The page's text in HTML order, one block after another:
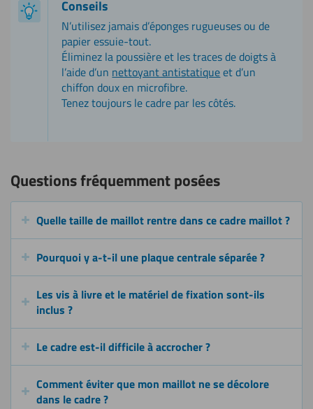
Conseils
N’utilisez jamais d’éponges rugueuses ou de
papier essuie-tout.
Éliminez la poussière et les traces de doigts à
l’aide d’un nettoyant antistatiqueet d’un
chiffon doux en microfibre.
Tenez toujours le cadre par les côtés.
Questions fréquemment posées
Quelle taille de maillot rentre dans ce cadre maillot ?
Pourquoi y a-t-il une plaque centrale séparée ?
Les vis à livre et le matériel de fixation sont-ils
inclus ?
Le cadre est-il difficile à accrocher ?
Comment éviter que mon maillot ne se décolore
dans le cadre ?